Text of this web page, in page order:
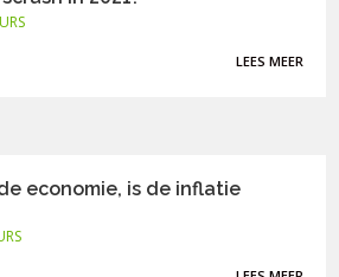
LEES MEER
economie, is de inflatie